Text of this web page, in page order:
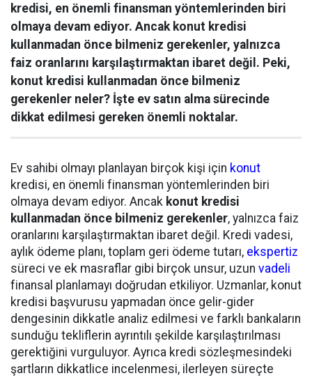
kredisi, en önemli finansman yöntemlerinden biri
olmaya devam ediyor. Ancak konut kredisi
kullanmadan önce bilmeniz gerekenler, yalnızca
faiz oranlarını karşılaştırmaktan ibaret değil. Peki,
konut kredisi kullanmadan önce bilmeniz
gerekenler neler? İşte ev satın alma sürecinde
dikkat edilmesi gereken önemli noktalar.
Ev sahibi olmayı planlayan birçok kişi için konut
kredisi, en önemli finansman yöntemlerinden biri
olmaya devam ediyor. Ancak konut kredisi
kullanmadan önce bilmeniz gerekenler, yalnızca faiz
oranlarını karşılaştırmaktan ibaret değil. Kredi vadesi,
aylık ödeme planı, toplam geri ödeme tutarı, ekspertiz
süreci ve ek masraflar gibi birçok unsur, uzun vadeli
finansal planlamayı doğrudan etkiliyor. Uzmanlar, konut
kredisi başvurusu yapmadan önce gelir-gider
dengesinin dikkatle analiz edilmesi ve farklı bankaların
sunduğu tekliflerin ayrıntılı şekilde karşılaştırılması
gerektiğini vurguluyor. Ayrıca kredi sözleşmesindeki
şartların dikkatlice incelenmesi, ilerleyen süreçte